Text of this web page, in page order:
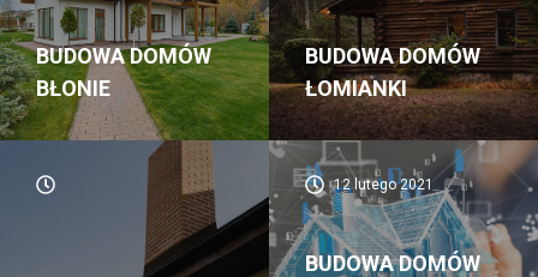
BUDOWA DOMÓW
BŁONIE
BUDOWA DOMÓW
ŁOMIANKI
12 lutego 2021
BUDOWA DOMÓW